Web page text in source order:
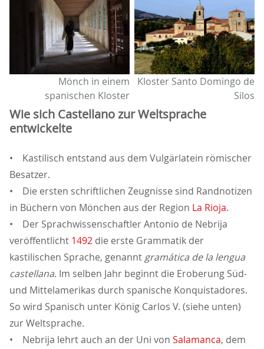
Mönch in einem
spanischen Kloster
Kloster Santo Domingo de
Silos
Wie sich Castellano zur Weltsprache
entwickelte
• Kastilisch entstand aus dem Vulgärlatein römischer
Besatzer.
• Die ersten schriftlichen Zeugnisse sind Randnotizen
in Büchern von Mönchen aus der Region La Rioja.
• Der Sprachwissenschaftler Antonio de Nebrija
veröffentlicht 1492 die erste Grammatik der
kastilischen Sprache, genannt gramática de la lengua
castellana. Im selben Jahr beginnt die Eroberung Süd-
und Mittelamerikas durch spanische Konquistadores.
So wird Spanisch unter König Carlos V. (siehe unten)
zur Weltsprache.
• Nebrija lehrt auch an der Uni von Salamanca, dem